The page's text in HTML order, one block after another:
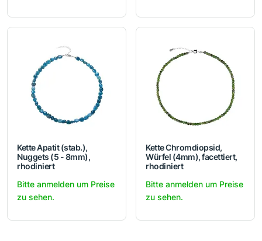
Kette Apatit (stab.),
Nuggets (5 - 8mm),
rhodiniert
Bitte anmelden um Preise
zu sehen.
Kette Chromdiopsid,
Würfel (4mm), facettiert,
rhodiniert
Bitte anmelden um Preise
zu sehen.